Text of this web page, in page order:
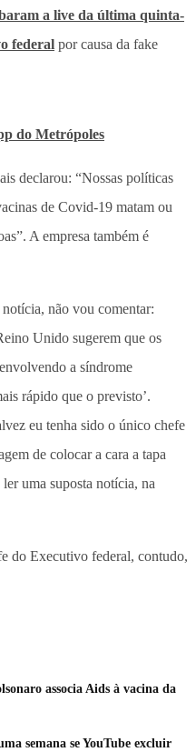
a live da última quinta-
federal por causa da fake
do Metrópoles
declarou: “Nossas políticas
de Covid-19 matam ou
A empresa também é
não vou comentar:
Unido sugerem que os
a síndrome
rápido que o previsto’.
eu tenha sido o único chefe
de colocar a cara a tapa
uma suposta notícia, na
do Executivo federal, contudo,
associa Aids à vacina da
semana se YouTube excluir